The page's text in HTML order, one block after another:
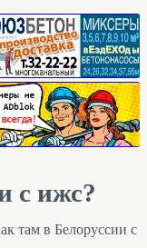
с ижс?
там в Белоруссии с